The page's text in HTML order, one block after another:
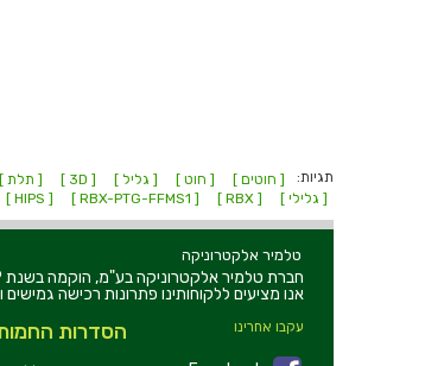
תגיות: [ חוטים ] [ חוט ] [ גליל ] [ 3D ] [ תלת ]
[ גלילי ]
[ RBX ]
[ RBX-PTG-FFMS1 ]
[ HIPS ]
טלמיר אלקטרוניקה
אנו מציעים ללקוחותינו פתרונות רכישה
עקבו אחרינו הסדרות